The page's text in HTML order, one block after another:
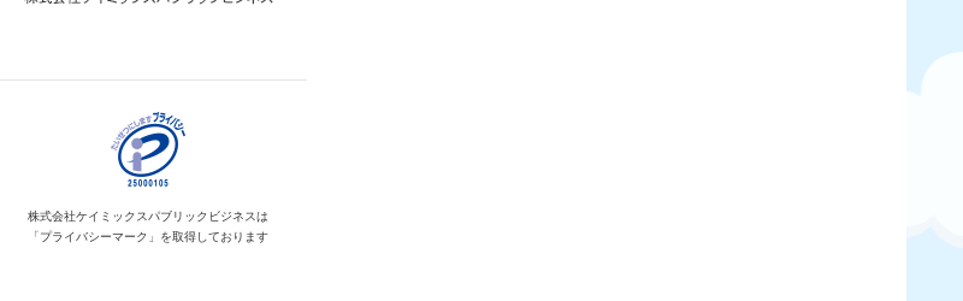
株式会社ケイミックスパブリックビジネスは
「プライバシーマーク」を取得しております